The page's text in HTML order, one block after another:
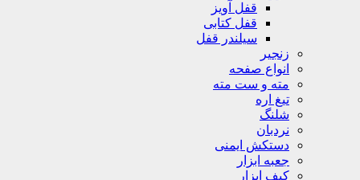
قفل آویز
قفل کتابی
سیلندر قفل
زنجیر
انواع صفحه
مته و ست مته
تیغ اره
شلنگ
نردبان
دستکش ایمنی
جعبه ابزار
کیف ابزار